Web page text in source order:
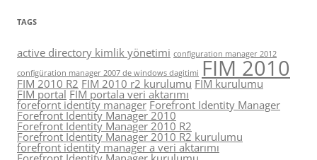
TAGS
active directory kimlik yönetimi configuration manager 2012
configüration manager 2007 de windows dagitimi FIM 2010
FIM 2010 R2 FIM 2010 r2 kurulumu FIM kurulumu
FIM portal FIM portala veri aktarımı
forefornt identity manager Forefront Identity Manager
Forefront Identity Manager 2010
Forefront Identity Manager 2010 R2
Forefront Identity Manager 2010 R2 kurulumu
forefront identity manager a veri aktarımı